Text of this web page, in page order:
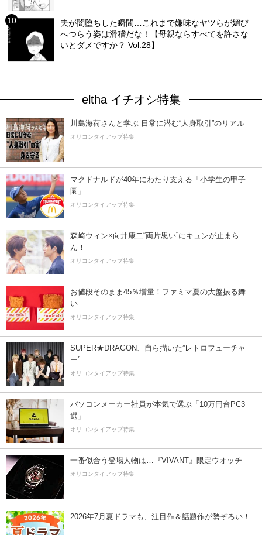
夫が闇堕ちした瞬間…これまで嫌味なヤツらが媚び
へつらう姿は滑稽だな！【母親ならすべてを許さな
いとダメですか？ Vol.28】
eltha イチオシ特集
川島海荷さんと学ぶ 日常に潜む“人身取引”のリアル
オリコンタイアップ特集
マクドナルドが40年にわたり支える「小学生の甲子
園」
オリコンタイアップ特集
森崎ウィン×向井康二“両片思い”にキュンが止まら
ん！
オリコンタイアップ特集
お値段そのまま45％増量！ファミマ夏の大盤振る舞
い
オリコンタイアップ特集
SUPER★DRAGON、自ら描いた”レトロフューチャ
ー”
オリコンタイアップ特集
パソコンメーカー社員が本気で選ぶ「10万円台PC3
選」
オリコンタイアップ特集
一番似合う登場人物は…『VIVANT』限定ウオッチ
オリコンタイアップ特集
2026年7月夏ドラマも、注目作＆話題作が勢ぞろい！